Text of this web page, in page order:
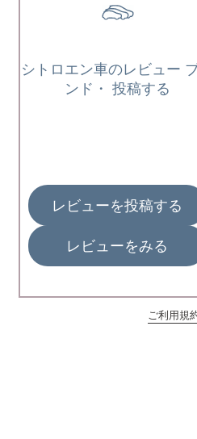
シトロエン車のレビュー
ンド・ 投稿する
レビューを投稿する
レビューをみる
ご利用規